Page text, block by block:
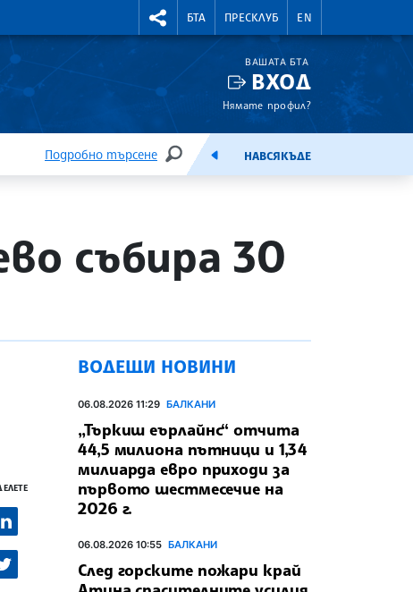
КУРСОВЕ RIGHTMENU.SOCIAL
БТА ПРЕСКЛУБ EN
ВАШАТА БТА
ВХОД
Нямате профил?
Подробно търсене
ТЪРСЕНЕЕМИСИЯНАВСЯКЪДЕ
събира 30
ВОДЕЩИ НОВИНИ
06.08.2026 11:29 БАЛКАНИ
„Търкиш еърлайнс“ отчита
44,5 милиона пътници и 1,34
милиарда евро приходи за
първото шестмесечие на
2026 г.
06.08.2026 10:55 БАЛКАНИ
След горските пожари край